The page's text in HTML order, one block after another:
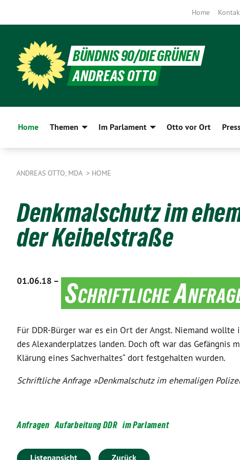
Home
BÜNDNIS 90/DIE GRÜNEN
ANDREAS OTTO
Home Themen Im Parlament Otto vor Ort
ANDREAS OTTO, MDA HOME
Denkmalschutz im
der Keibelstraße
01.06.18 – Schriftliche
Für DDR-Bürger war es ein Ort der Angst. Niemand
des Alexanderplatzes landen. Doch oft war das Gefängnis
Klärung eines Sachverhaltes“ dort festgehalten wurden.
Schriftliche Anfrage »Denkmalschutz im ehemaligen
Anfragen Aufarbeitung DDR im Parlament
Listenansicht Zurück